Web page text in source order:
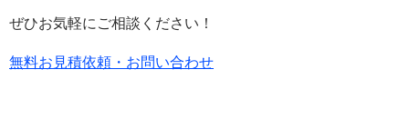
ぜひお気軽にご相談ください！
無料お見積依頼・お問い合わせ